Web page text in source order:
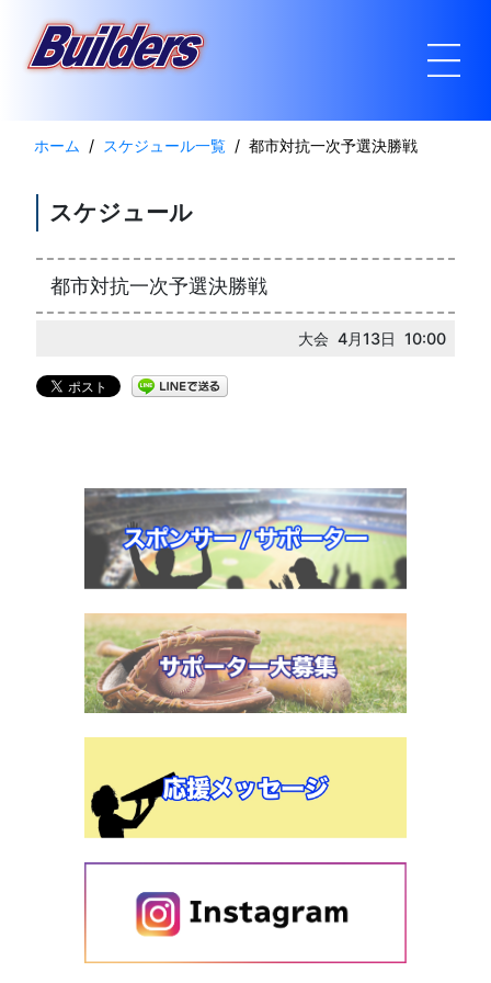
ホーム スケジュール一覧 都市対抗一次予選決勝戦
スケジュール
都市対抗一次予選決勝戦
大会 4月13日 10:00